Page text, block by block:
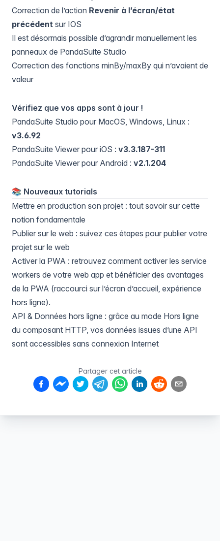
Correction de l’action Revenir à l’écran/état
précédent sur IOS
Il est désormais possible d’agrandir manuellement les
panneaux de PandaSuite Studio
Correction des fonctions minBy/maxBy qui n’avaient de
valeur
Vérifiez que vos apps sont à jour !
PandaSuite Studio pour MacOS, Windows, Linux :
v3.6.92
PandaSuite Viewer pour iOS : v3.3.187-311
PandaSuite Viewer pour Android : v2.1.204
📚️ Nouveaux tutorials
Mettre en production son projet : tout savoir sur cette
notion fondamentale
Publier sur le web : suivez ces étapes pour publier votre
projet sur le web
Activer la PWA : retrouvez comment activer les service
workers de votre web app et bénéficier des avantages
de la PWA (raccourci sur l’écran d’accueil, expérience
hors ligne).
API & Données hors ligne : grâce au mode Hors ligne
du composant HTTP, vos données issues d’une API
sont accessibles sans connexion Internet
Partager cet article